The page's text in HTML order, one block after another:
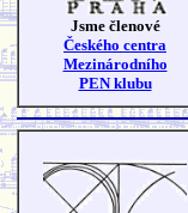
Jsme členové
Českého centra
Mezinárodního
PEN klubu